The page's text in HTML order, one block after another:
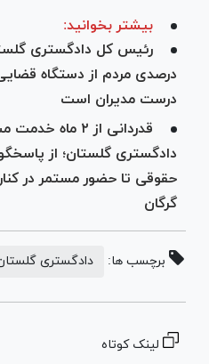
بیشتر بخوانید:
درصدی مردم از دستگاه
درست مدیران است
قدردانی از ۲
دادگستری گلستان؛ از
حقوقی تا حضور مستمر در
گرگان
برچسب ها: دادگستری
لینک کوتاه